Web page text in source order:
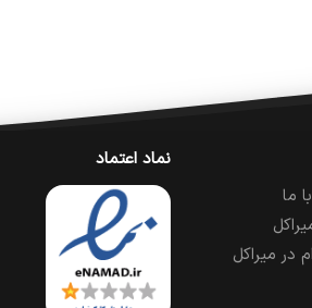
ما
در میراکل
نماد اعتماد